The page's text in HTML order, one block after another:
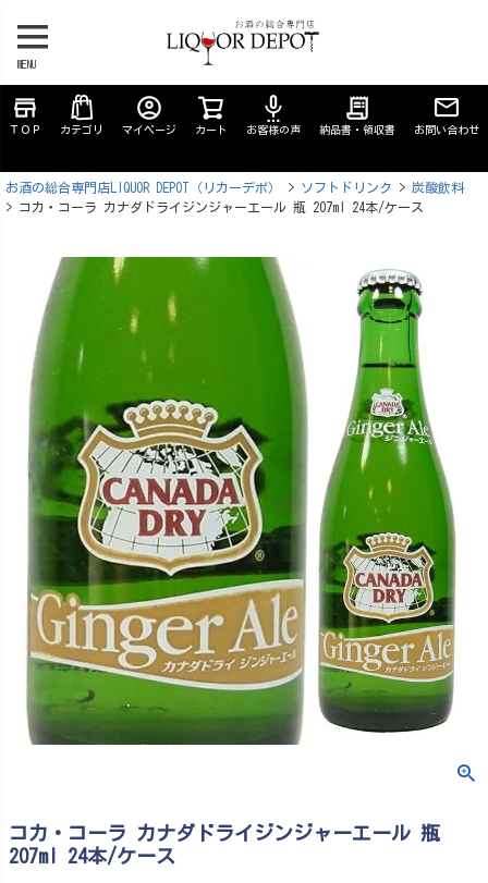
MENU
store
ＴＯＰ カテゴリ
account_circle
マイページ カート
settings_voice
お客様の声
receipt_long
納品書・領収書 お問い合わせ
お酒の総合専門店LIQUOR DEPOT（リカーデポ） ソフトドリンク
炭酸飲料
コカ・コーラ カナダドライジンジャーエール 瓶 207ml 24本/ケース
コカ・コーラ カナダドライジンジャーエール 瓶
207ml 24本/ケース